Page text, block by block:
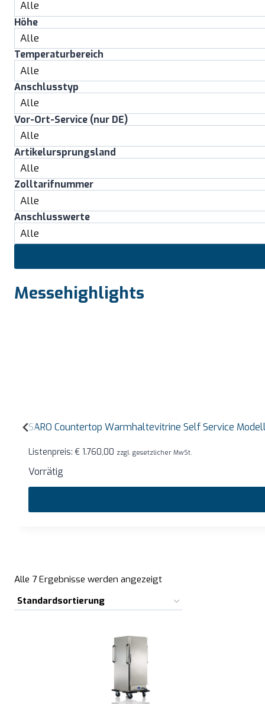
Alle 7 Ergebnisse werden angezeigt
Höhe
Temperaturbereich
Anschlusstyp
Vor-Ort-Service (nur DE)
Artikelursprungsland
Zolltarifnummer
Anschlusswerte
Messehighlights
SARO Countertop Warmhaltevitrine Self Service
Listenpreis: € 1.760,00 zzgl. gesetzlicher MwSt.
Vorrätig